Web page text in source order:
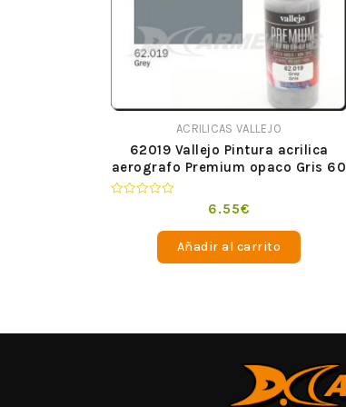
ACRILICAS VALLEJO
62019 Vallejo Pintura acrilica
aerografo Premium opaco Gris 60
6.55€
Añadir al carrito